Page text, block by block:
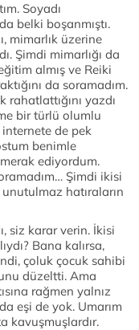
Soyadı
belki boşanmıştı.
mimarlık üzerine
Şimdi mimarlığı da
almış ve Reiki
da soramadım.
yazdı
bir türlü olumlu
de pek
benimle
ediyordum.
Şimdi ikisi
hatıraların
siz karar verin. İkisi
Bana kalırsa,
çoluk çocuk sahibi
düzeltti. Ama
rağmen yalnız
eşi de yok. Umarım
kavuşmuşlardır.